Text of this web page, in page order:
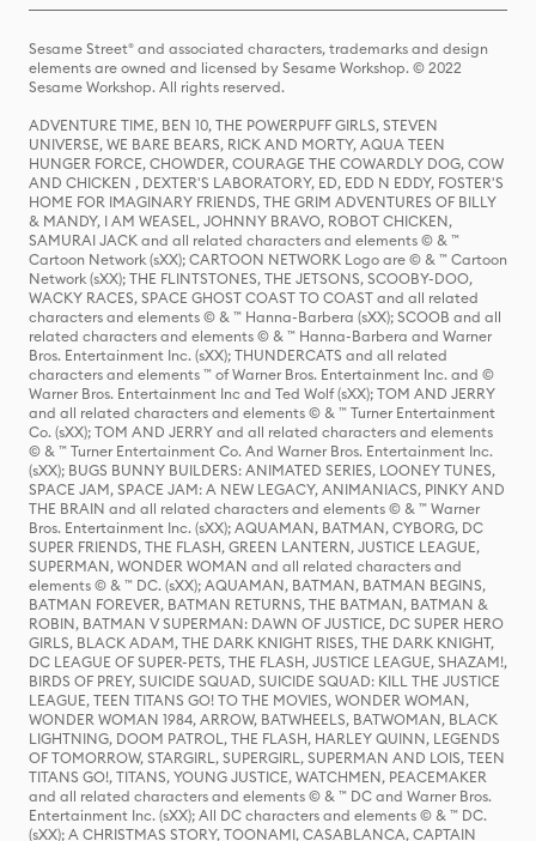
Sesame Street® and associated characters, trademarks and design
elements are owned and licensed by Sesame Workshop. © 2022
Sesame Workshop. All rights reserved.
ADVENTURE TIME, BEN 10, THE POWERPUFF GIRLS, STEVEN
UNIVERSE, WE BARE BEARS, RICK AND MORTY, AQUA TEEN
HUNGER FORCE, CHOWDER, COURAGE THE COWARDLY DOG, COW
AND CHICKEN , DEXTER'S LABORATORY, ED, EDD N EDDY, FOSTER'S
HOME FOR IMAGINARY FRIENDS, THE GRIM ADVENTURES OF BILLY
& MANDY, I AM WEASEL, JOHNNY BRAVO, ROBOT CHICKEN,
SAMURAI JACK and all related characters and elements © & ™
Cartoon Network (sXX); CARTOON NETWORK Logo are © & ™ Cartoon
Network (sXX); THE FLINTSTONES, THE JETSONS, SCOOBY-DOO,
WACKY RACES, SPACE GHOST COAST TO COAST and all related
characters and elements © & ™ Hanna-Barbera (sXX); SCOOB and all
related characters and elements © & ™ Hanna-Barbera and Warner
Bros. Entertainment Inc. (sXX); THUNDERCATS and all related
characters and elements ™ of Warner Bros. Entertainment Inc. and ©
Warner Bros. Entertainment Inc and Ted Wolf (sXX); TOM AND JERRY
and all related characters and elements © & ™ Turner Entertainment
Co. (sXX); TOM AND JERRY and all related characters and elements
© & ™ Turner Entertainment Co. And Warner Bros. Entertainment Inc.
(sXX); BUGS BUNNY BUILDERS: ANIMATED SERIES, LOONEY TUNES,
SPACE JAM, SPACE JAM: A NEW LEGACY, ANIMANIACS, PINKY AND
THE BRAIN and all related characters and elements © & ™ Warner
Bros. Entertainment Inc. (sXX); AQUAMAN, BATMAN, CYBORG, DC
SUPER FRIENDS, THE FLASH, GREEN LANTERN, JUSTICE LEAGUE,
SUPERMAN, WONDER WOMAN and all related characters and
elements © & ™ DC. (sXX); AQUAMAN, BATMAN, BATMAN BEGINS,
BATMAN FOREVER, BATMAN RETURNS, THE BATMAN, BATMAN &
ROBIN, BATMAN V SUPERMAN: DAWN OF JUSTICE, DC SUPER HERO
GIRLS, BLACK ADAM, THE DARK KNIGHT RISES, THE DARK KNIGHT,
DC LEAGUE OF SUPER-PETS, THE FLASH, JUSTICE LEAGUE, SHAZAM!,
BIRDS OF PREY, SUICIDE SQUAD, SUICIDE SQUAD: KILL THE JUSTICE
LEAGUE, TEEN TITANS GO! TO THE MOVIES, WONDER WOMAN,
WONDER WOMAN 1984, ARROW, BATWHEELS, BATWOMAN, BLACK
LIGHTNING, DOOM PATROL, THE FLASH, HARLEY QUINN, LEGENDS
OF TOMORROW, STARGIRL, SUPERGIRL, SUPERMAN AND LOIS, TEEN
TITANS GO!, TITANS, YOUNG JUSTICE, WATCHMEN, PEACEMAKER
and all related characters and elements © & ™ DC and Warner Bros.
Entertainment Inc. (sXX); All DC characters and elements © & ™ DC.
(sXX); A CHRISTMAS STORY, TOONAMI, CASABLANCA, CAPTAIN